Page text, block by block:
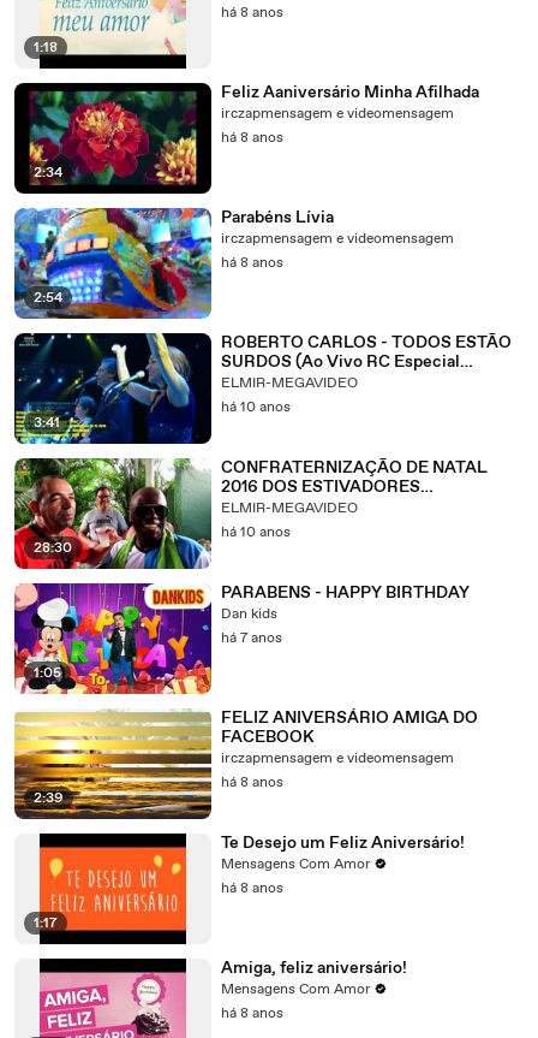
1:18
há 8 anos
2:34
Feliz Aaniversário Minha Afilhada
irczapmensagem e videomensagem
há 8 anos
2:54
Parabéns Lívia
irczapmensagem e videomensagem
há 8 anos
3:41
ROBERTO CARLOS - TODOS ESTÃO
SURDOS (Ao Vivo RC Especial
Copacabana 2010) - 4k
ELMIR-MEGAVIDEO
há 10 anos
28:30
CONFRATERNIZAÇÃO DE NATAL
2016 DOS ESTIVADORES
TRATORISTAS DO PORTO DE
SANTOS - HD
ELMIR-MEGAVIDEO
há 10 anos
1:05
PARABENS - HAPPY BIRTHDAY
Dan kids
há 7 anos
2:39
FELIZ ANIVERSÁRIO AMIGA DO
FACEBOOK
irczapmensagem e videomensagem
há 8 anos
1:17
Te Desejo um Feliz Aniversário!
Mensagens Com Amor
há 8 anos
Amiga, feliz aniversário!
Mensagens Com Amor
há 8 anos